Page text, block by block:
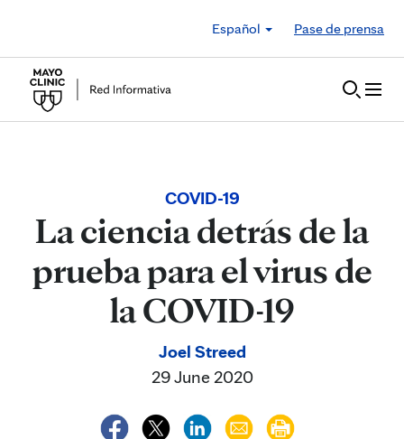
Español
Pase de prensa
COVID-19
La ciencia detrás de la
prueba para el virus de
la COVID-19
Joel Streed
29 June 2020